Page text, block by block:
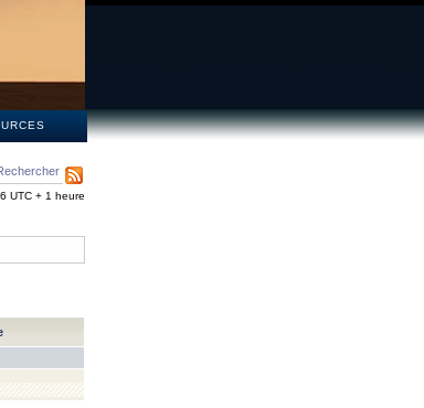
UTC + 1 heure